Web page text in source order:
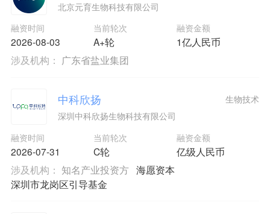
北京元育生物科技有限公司
融资时间
2026-08-03
当前轮次
A+轮
融资金额
1亿人民币
涉及机构： 广东省盐业集团
中科欣扬
深圳中科欣扬生物科技有限公司
融资时间
2026-07-31
当前轮次
C轮
融资金额
亿级人民币
生物技术
涉及机构： 知名产业投资方 海愿资本
深圳市龙岗区引导基金